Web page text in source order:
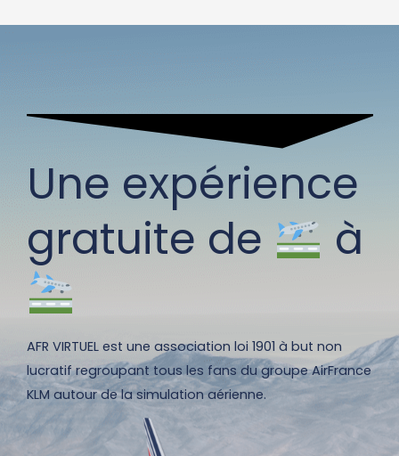
Une expérience
gratuite de
à
AFR VIRTUEL est une association loi 1901 à but non
lucratif regroupant tous les fans du groupe AirFrance
KLM autour de la simulation aérienne.